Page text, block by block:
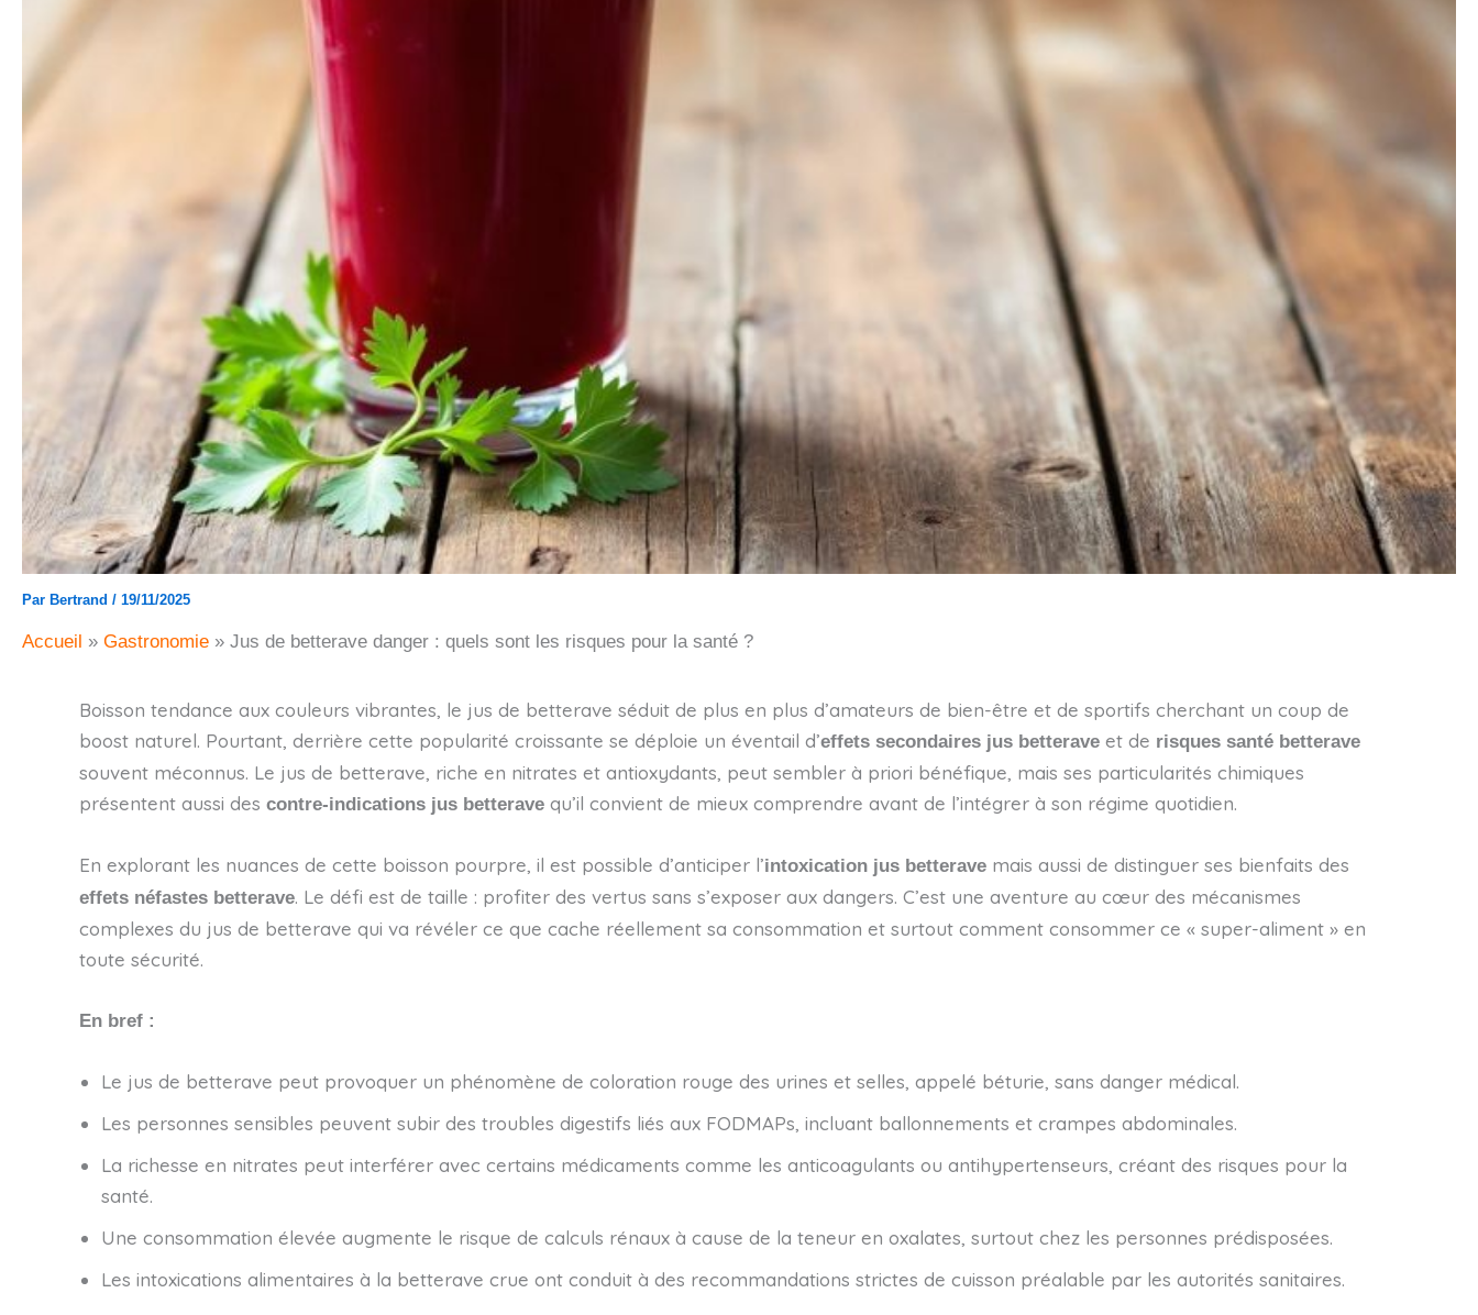
Par Bertrand / 19/11/2025
Accueil Gastronomie Jus de betterave danger : quels sont les risques pour la santé ?
Boisson tendance aux couleurs vibrantes, le jus de betterave séduit de plus en plus d’amateurs de bien-être et de sportifs cherchant un coup de
boost naturel. Pourtant, derrière cette popularité croissante se déploie un éventail d’effets secondaires jus betterave et de risques santé betterave
souvent méconnus. Le jus de betterave, riche en nitrates et antioxydants, peut sembler à priori bénéfique, mais ses particularités chimiques
présentent aussi des contre-indications jus betterave qu’il convient de mieux comprendre avant de l’intégrer à son régime quotidien.
En explorant les nuances de cette boisson pourpre, il est possible d’anticiper l’intoxication jus betterave mais aussi de distinguer ses bienfaits des
effets néfastes betterave. Le défi est de taille : profiter des vertus sans s’exposer aux dangers. C’est une aventure au cœur des mécanismes
complexes du jus de betterave qui va révéler ce que cache réellement sa consommation et surtout comment consommer ce « super-aliment » en
toute sécurité.
En bref :
Le jus de betterave peut provoquer un phénomène de coloration rouge des urines et selles, appelé béturie, sans danger médical.
Les personnes sensibles peuvent subir des troubles digestifs liés aux FODMAPs, incluant ballonnements et crampes abdominales.
La richesse en nitrates peut interférer avec certains médicaments comme les anticoagulants ou antihypertenseurs, créant des risques pour la
santé.
Une consommation élevée augmente le risque de calculs rénaux à cause de la teneur en oxalates, surtout chez les personnes prédisposées.
Les intoxications alimentaires à la betterave crue ont conduit à des recommandations strictes de cuisson préalable par les autorités sanitaires.